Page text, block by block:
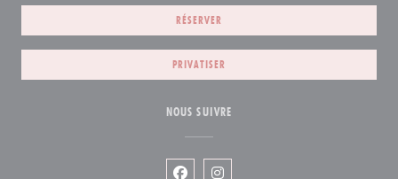
RÉSERVER
PRIVATISER
NOUS SUIVRE